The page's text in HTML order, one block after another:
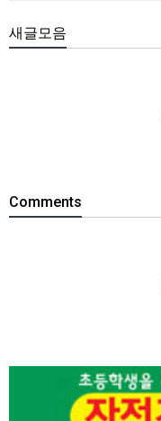
새글모음
Comments